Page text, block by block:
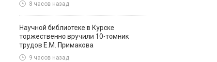
8 часов назад
Научной библиотеке в Курске
торжественно вручили 10-томник
трудов Е.М. Примакова
9 часов назад